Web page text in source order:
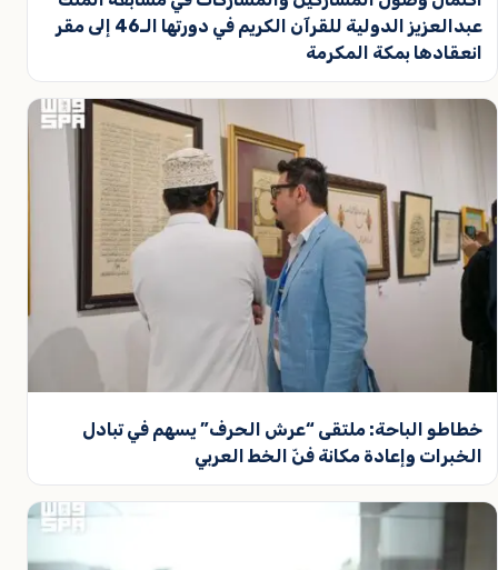
عبدالعزيز الدولية للقرآن الكريم في دورتها الـ46 إلى مقر
انعقادها بمكة المكرمة
خطاطو الباحة: ملتقى “عرش الحرف” يسهم في تبادل
الخبرات وإعادة مكانة فنّ الخط العربي